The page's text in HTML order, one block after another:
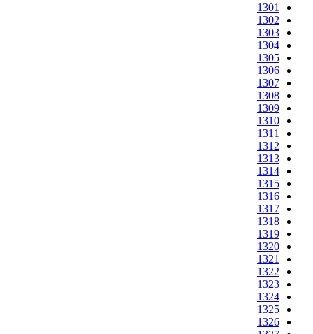
1301
1302
1303
1304
1305
1306
1307
1308
1309
1310
1311
1312
1313
1314
1315
1316
1317
1318
1319
1320
1321
1322
1323
1324
1325
1326